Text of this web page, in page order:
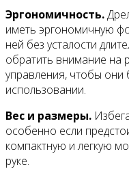
Эргономичность.
иметь эргономичную
ней без усталости
обратить внимание на
управления, чтобы они
использовании.
Вес и размеры.
особенно если
компактную и легкую
руке.